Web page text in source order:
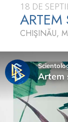
Qué dicen los
Scientology
Conoce a un
Dentro de una Iglesia
Los Principios
Una Introducción a
18 DE
CHIŞINĂU,